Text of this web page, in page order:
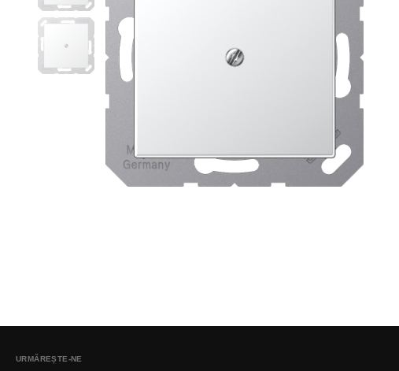
URMĂREȘTE-NE